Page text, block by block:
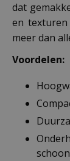
dat
en
meer dan
Voordelen: